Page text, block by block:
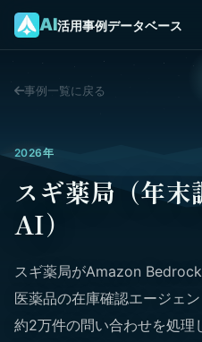
AI活用事例データベース
事例一覧に戻る
2026年
スギ薬局（年
AI）
スギ薬局がAmazon
医薬品の在庫確認エージェ
約2万件の問い合わせを処